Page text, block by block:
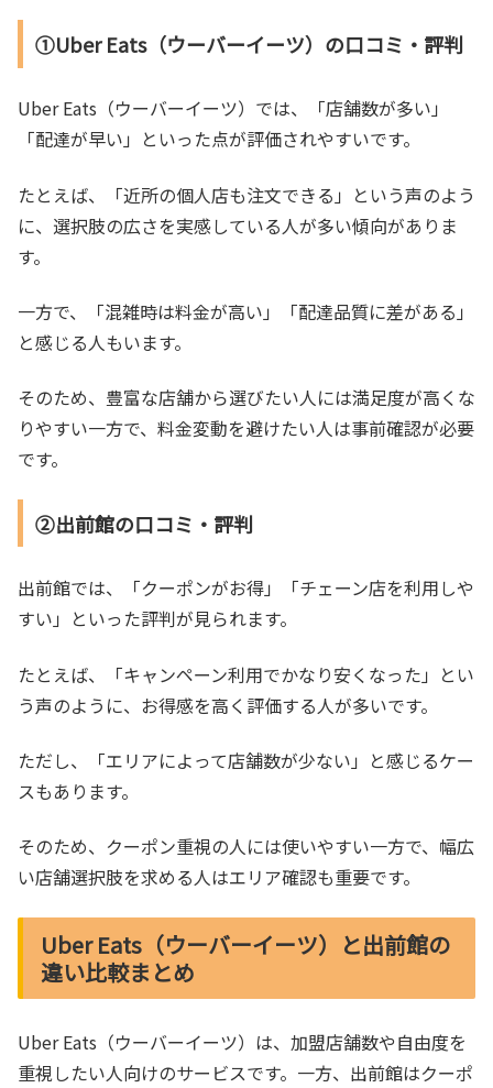
①Uber Eats（ウーバーイーツ）の口コミ・評判
Uber Eats（ウーバーイーツ）では、「店舗数が多い」
「配達が早い」といった点が評価されやすいです。
たとえば、「近所の個人店も注文できる」という声のよう
に、選択肢の広さを実感している人が多い傾向がありま
す。
一方で、「混雑時は料金が高い」「配達品質に差がある」
と感じる人もいます。
そのため、豊富な店舗から選びたい人には満足度が高くな
りやすい一方で、料金変動を避けたい人は事前確認が必要
です。
②出前館の口コミ・評判
出前館では、「クーポンがお得」「チェーン店を利用しや
すい」といった評判が見られます。
たとえば、「キャンペーン利用でかなり安くなった」とい
う声のように、お得感を高く評価する人が多いです。
ただし、「エリアによって店舗数が少ない」と感じるケー
スもあります。
そのため、クーポン重視の人には使いやすい一方で、幅広
い店舗選択肢を求める人はエリア確認も重要です。
Uber Eats（ウーバーイーツ）と出前館の
違い比較まとめ
Uber Eats（ウーバーイーツ）は、加盟店舗数や自由度を
重視したい人向けのサービスです。一方、出前館はクーポ